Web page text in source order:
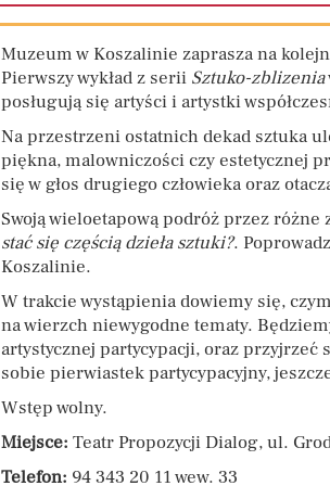
Muzeum w Koszalinie zaprasza na
Pierwszy wykład z serii Sztuko-zblizenia
posługują się artyści i artystki
Na przestrzeni ostatnich dekad sztuka
piękna, malowniczości czy estetycznej
się w głos drugiego człowieka oraz
Swoją wieloetapową podróż przez
stać się częścią dzieła sztuki?.
Koszalinie.
W trakcie wystąpienia dowiemy się,
na wierzch niewygodne tematy.
artystycznej partycypacji, oraz przyjrzeć
sobie pierwiastek partycypacyjny,
Wstęp wolny.
Miejsce: Teatr Propozycji Dialog, ul.
Telefon: 94 343 20 11 wew. 33